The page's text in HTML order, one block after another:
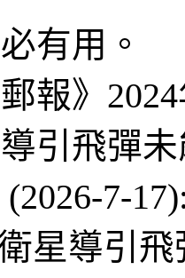
有用 。
報》
引飛彈
(2026-7-
星導引